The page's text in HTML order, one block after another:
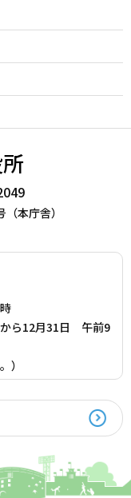
本庁舎）
から12月31日 午前9
）